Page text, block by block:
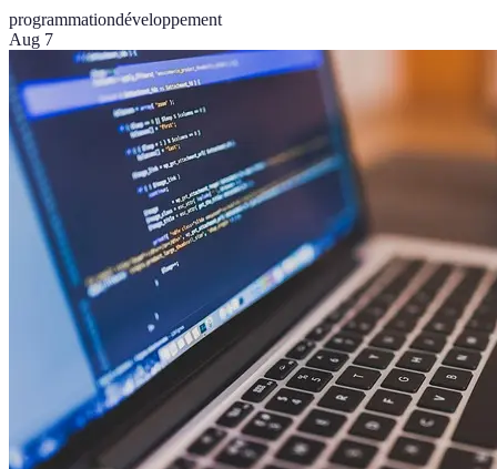
programmationdéveloppement
Aug 7